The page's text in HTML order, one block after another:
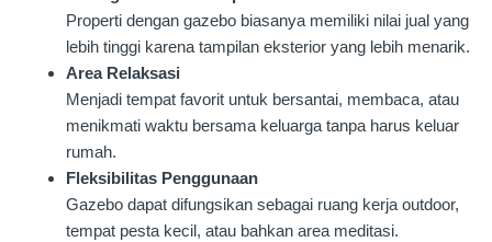
Properti dengan gazebo biasanya memiliki nilai jual yang
lebih tinggi karena tampilan eksterior yang lebih menarik.
Area Relaksasi
Menjadi tempat favorit untuk bersantai, membaca, atau
menikmati waktu bersama keluarga tanpa harus keluar
rumah.
Fleksibilitas Penggunaan
Gazebo dapat difungsikan sebagai ruang kerja outdoor,
tempat pesta kecil, atau bahkan area meditasi.